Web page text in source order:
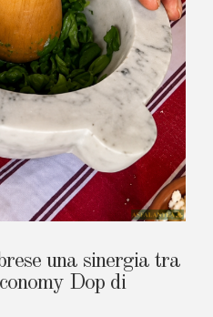
una sinergia tra
Dop di